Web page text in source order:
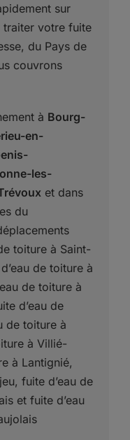
sur
traiter votre fuite
du Pays de
couvrons
à Bourg-
en-
les-
et dans
du
toiture à Saint-
de toiture à
de toiture à
d’eau de
de toiture à
à Villié-
à Lantignié,
fuite d’eau de
et fuite d’eau